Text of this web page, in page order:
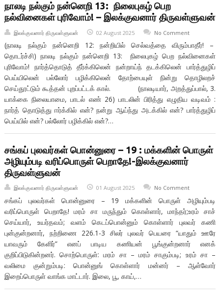
நாலடி நல்கும் நன்னெறி 13: நிலைபுகழ் பெற
நல்வினைகள் புரிவோம்! – இலக்குவனார் திருவள்ளுவன்
இலக்குவனார் திருவள்ளுவன் 02 August 2025 No Comment
(நாலடி நல்கும் நன்னெறி 12: நன்றியில் செல்வத்தை விரும்பாதீர்! –
தொடர்ச்சி) நாலடி நல்கும் நன்னெறி 13: நிலைபுகழ் பெற நல்வினைகள்
புரிவோம்! நார்த்தொடுத் தீர்க்கிலென் நன்றாய்ந் தடக்கிலென் பார்த்துழிப்
பெய்யிலென் பல்லோர் பழிக்கிலென் தோற்பையுள் நின்று தொழிலறச்
செய்தூட்டும் கூத்தன் புறப்பட்டக் கால். (நாலடியார், அறத்துப்பால், 3.
யாக்கை நிலையாமை, பாடல் எண் 26) பாடலின் பிரித்து எழுதிய வடிவம் :
நார்த் தொடுத்து ஈர்க்கில் என்? நன்று ஆய்ந்து அடக்கில் என்? பார்த்துழிப்
பெய்யில் என்? பல்லோர் பழிக்கில் என்?…
சங்கப் புலவர்கள் பொன்னுரை – 19 : மக்களின் பொருள்
அழியும்படி வரிப்பொருள் பெறாதே!-இலக்குவனார்
திருவள்ளுவன்
இலக்குவனார் திருவள்ளுவன் 01 August 2025 No Comment
சங்கப் புலவர்கள் பொன்னுரை – 19 மக்களின் பொருள் அழியும்படி
வரிப்பொருள் பெறாதே! மரம் சா மருந்தும் கொள்ளார், மாந்தர்;உரம் சாச்
செய்யார், உயர்தவம்; வளம் கெடப்பொன்னும் கொள்ளார் புலவர் கணி
புன்குன்றனார், நற்றிணை 226.1-3 சிலர் புலவர் பெயரை “யாதும் ஊரே
யாவரும் கேளிர்” எனப் பாடிய கணியன் பூங்குன்றனார் எனக்
குறிப்பிடுகின்றனர். சொற்பொருள்: மரம் சா – மரம் சாகும்படி; உரம் சா –
வலிமை குன்றும்படி: பொன்னுங் கொள்ளார் மன்னர் – ஆள்வோர்
இறைப்பொருள் வாங்க மாட்டார். இலை, பூ, காய்,…